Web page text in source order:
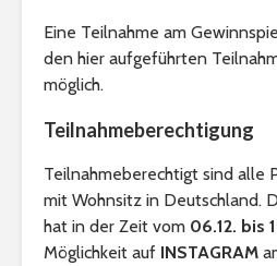
Eine Teilnahme am
den hier aufgeführten
möglich.
Teilnahmeberechtigung
Teilnahmeberechtigt sind alle
mit Wohnsitz in Deutschland.
hat in der Zeit vom 06.12. bis
Möglichkeit auf INSTAGRAM